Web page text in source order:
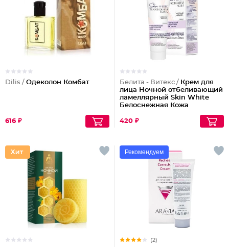
Dilis / Одеколон Комбат
616 ₽
Белита - Витекс / Крем для
лица Ночной отбеливающий
ламеллярный Skin White
Белоснежная Кожа
420 ₽
Рекомендуем
(2)